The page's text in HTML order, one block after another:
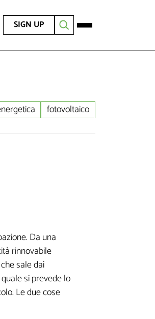
SIGN UP
fotovoltaico
Da una
rinnovabile
sale dai
si prevede lo
Le due cose